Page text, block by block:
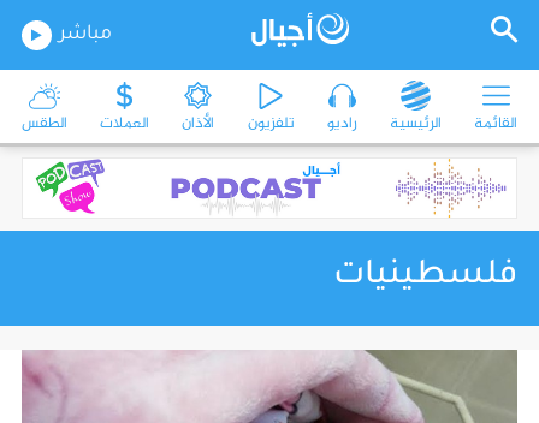
مباشر
القائمة الرئيسية راديو تلفزيون الأذان العملات الطقس
فلسطينيات